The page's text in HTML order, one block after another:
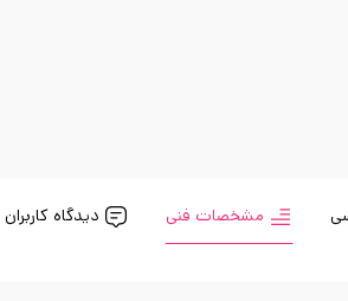
مشخصات فنی دیدگاه کاربران